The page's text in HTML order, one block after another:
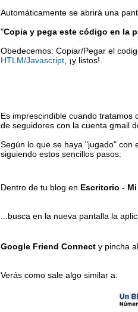
Automáticamente se abrirá una
"Copia y pega este código en la
Obedecemos: Copiar/Pegar el
HTLM/Javascript , ¡y listos!.
Es imprescindible cuando tratamos
de seguidores con la cuenta gmail
Según lo que se haya "jugado" con
siguiendo estos sencillos pasos:
Dentro de tu blog en Escritorio -
...busca en la nueva pantalla la
Google Friend Connect y pincha
Verás como sale algo similar a: